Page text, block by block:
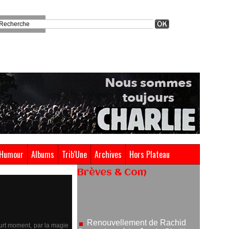
Humour Albums Trib'Une Archives Hors Plateau
moment, par la magie
Brèves & Com
05/08/2026